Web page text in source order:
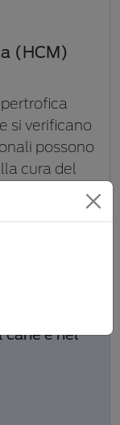
(HCM)
si verificano
possono
cura del